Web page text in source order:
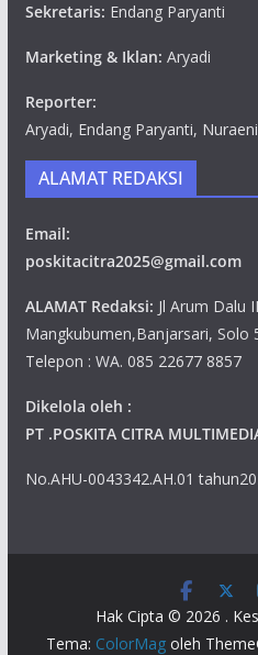
Sekretaris: Endang Paryanti
Marketing & Iklan: Aryadi
Reporter:
Aryadi, Endang Paryanti,
ALAMAT REDAKSI
Email:
poskitacitra2025@gmail.com
ALAMAT Redaksi: Jl Arum Dalu
Mangkubumen,Banjarsari, Solo
Telepon : WA. 085 22677 8857
Dikelola oleh :
PT .POSKITA CITRA
No.AHU-0043342.AH.01
Hak Cipta © 2026 .
Tema: ColorMagoleh